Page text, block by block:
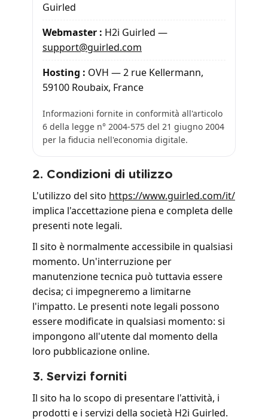
Guirled
Webmaster : H2i Guirled —
support@guirled.com
Hosting : OVH — 2 rue Kellermann,
59100 Roubaix, France
Informazioni fornite in conformità all'articolo
6 della legge n° 2004-575 del 21 giugno 2004
per la fiducia nell'economia digitale.
2. Condizioni di utilizzo
L'utilizzo del sito https://www.guirled.com/it/
implica l'accettazione piena e completa delle
presenti note legali.
Il sito è normalmente accessibile in qualsiasi
momento. Un'interruzione per
manutenzione tecnica può tuttavia essere
decisa; ci impegneremo a limitarne
l'impatto. Le presenti note legali possono
essere modificate in qualsiasi momento: si
impongono all'utente dal momento della
loro pubblicazione online.
3. Servizi forniti
Il sito ha lo scopo di presentare l'attività, i
prodotti e i servizi della società H2i Guirled.